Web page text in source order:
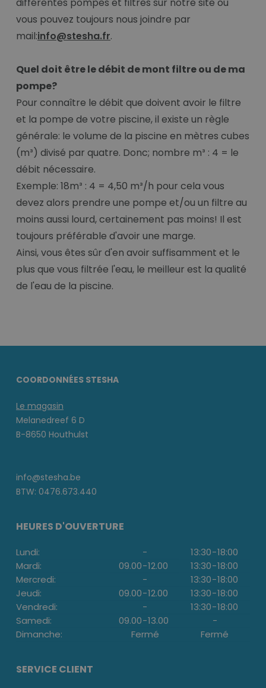
différentes pompes et filtres sur notre site ou
vous pouvez toujours nous joindre par
mail:info@stesha.fr.
Quel doit être le débit de mont filtre ou de ma
pompe?
Pour connaître le débit que doivent avoir le filtre
et la pompe de votre piscine, il existe un règle
générale: le volume de la piscine en mètres cubes
(m³) divisé par quatre. Donc; nombre m³ : 4 = le
débit nécessaire.
Exemple: 18m³ : 4 = 4,50 m³/h pour cela vous
devez alors prendre une pompe et/ou un filtre au
moins aussi lourd, certainement pas moins! Il est
toujours préférable d'avoir une marge.
Ainsi, vous êtes sûr d'en avoir suffisamment et le
plus que vous filtrée l'eau, le meilleur est la qualité
de l'eau de la piscine.
COORDONNÉES STESHA
Le magasin
Melanedreef 6 D
B-8650 Houthulst
info@stesha.be
BTW: 0476.673.440
HEURES D'OUVERTURE
Lundi: - 13:30-18:00
Mardi:
09.00-12.00 13:30-18:00
Mercredi:
- 13:30-18:00
Jeudi:
09.00-12.00 13:30-18:00
Vendredi:
- 13:30-18:00
Samedi:
09.00-13.00
-
Dimanche:
Fermé Fermé
SERVICE CLIENT